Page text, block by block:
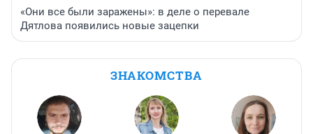
«Они все были заражены»: в деле о перевале
Дятлова появились новые зацепки
ЗНАКОМСТВА